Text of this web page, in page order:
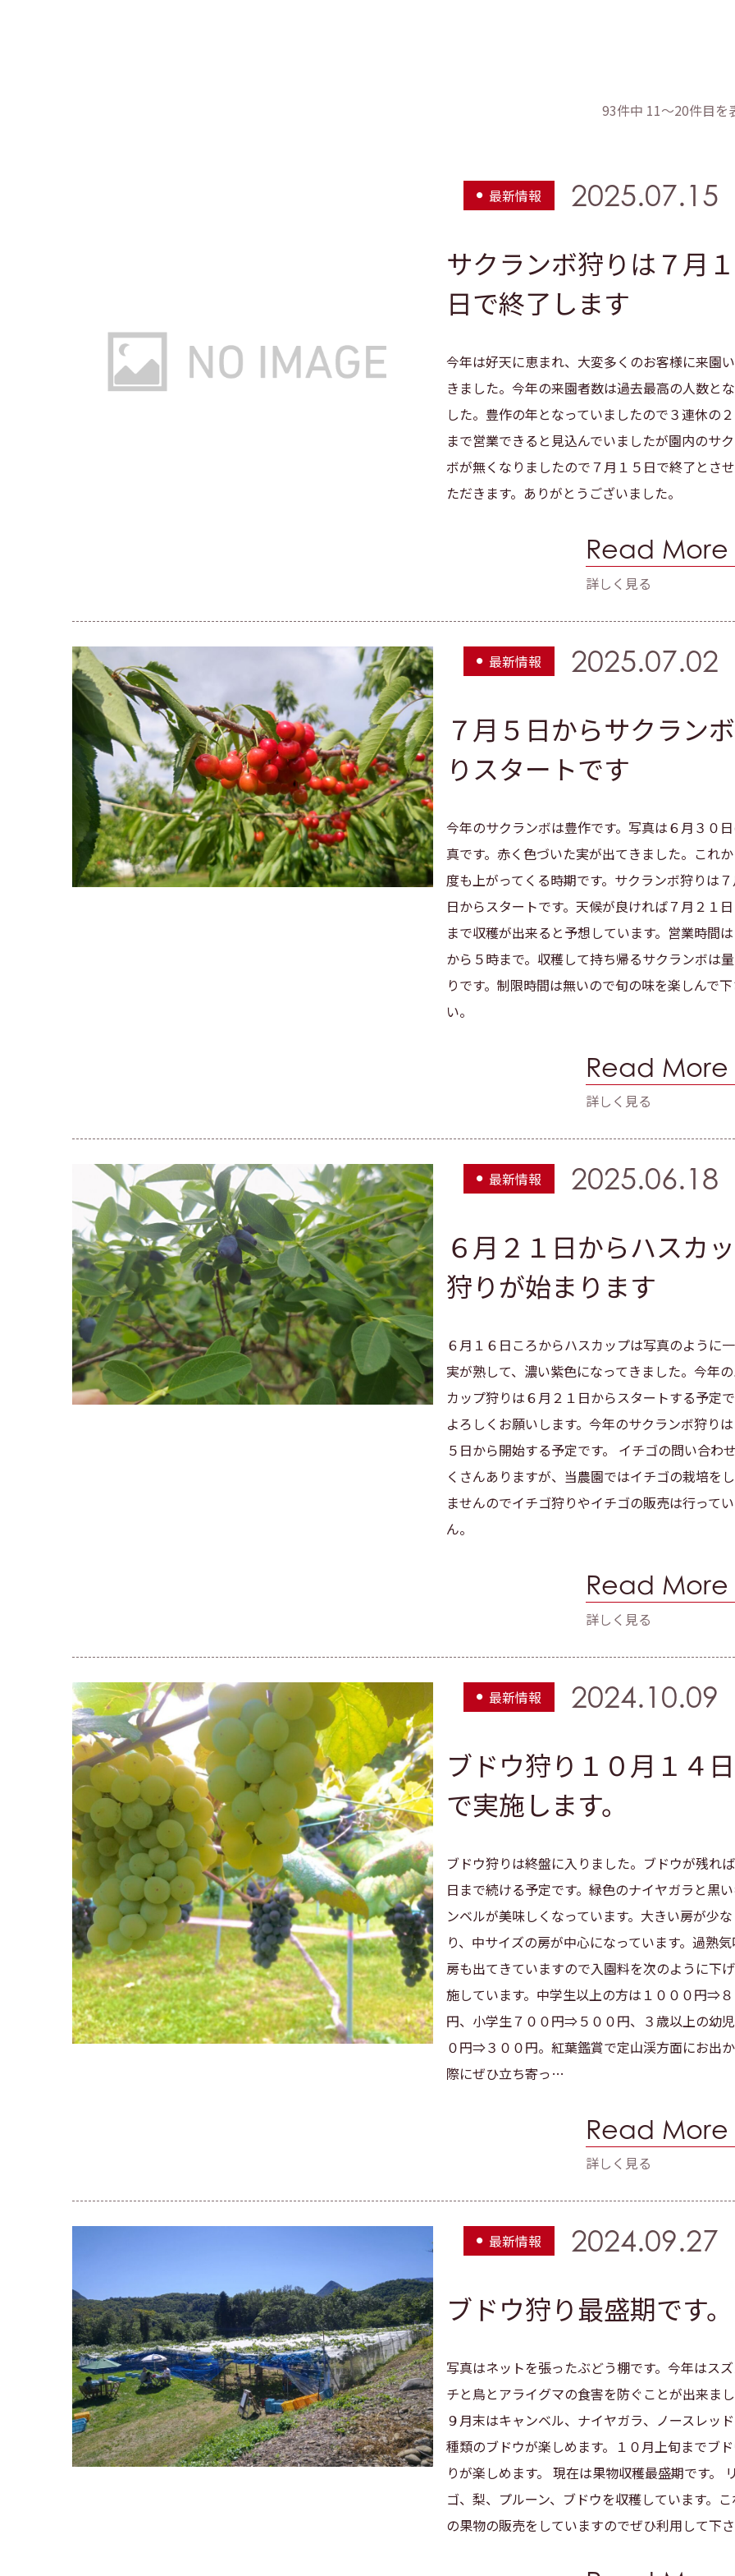
93件中 11〜20件目を
最新情報 2025.07.15
サクランボ狩りは７月
日で終了します
今年は好天に恵まれ、大変多くのお客様に来園
きました。今年の来園者数は過去最高の人数と
した。豊作の年となっていましたので３連休の
まで営業できると見込んでいましたが園内のサ
ボが無くなりましたので７月１５日で終了とさ
ただきます。ありがとうございました。
Read More
詳しく見る
最新情報 2025.07.02
７月５日からサクラン
りスタートです
今年のサクランボは豊作です。写真は６月３０
真です。赤く色づいた実が出てきました。これ
度も上がってくる時期です。サクランボ狩りは７
日からスタートです。天候が良ければ７月２１
まで収穫が出来ると予想しています。営業時間
から５時まで。収穫して持ち帰るサクランボは
りです。制限時間は無いので旬の味を楽しんで下
い。
Read More
詳しく見る
最新情報 2025.06.18
６月２１日からハスカ
狩りが始まります
６月１６日ころからハスカップは写真のように
実が熟して、濃い紫色になってきました。今年
カップ狩りは６月２１日からスタートする予定で
よろしくお願いします。今年のサクランボ狩り
５日から開始する予定です。 イチゴの問い合わ
くさんありますが、当農園ではイチゴの栽培を
ませんのでイチゴ狩りやイチゴの販売は行って
ん。
Read More
詳しく見る
最新情報 2024.10.09
ブドウ狩り１０月１４
で実施します。
ブドウ狩りは終盤に入りました。ブドウが残れ
日まで続ける予定です。緑色のナイヤガラと黒
ンベルが美味しくなっています。大きい房が少
り、中サイズの房が中心になっています。過熟
房も出てきていますので入園料を次のように下
施しています。中学生以上の方は１０００円⇒８
円、小学生７００円⇒５００円、３歳以上の幼
０円⇒３００円。紅葉鑑賞で定山渓方面にお出
際にぜひ立ち寄っ…
Read More
詳しく見る
最新情報 2024.09.27
ブドウ狩り最盛期です。
写真はネットを張ったぶどう棚です。今年はス
チと鳥とアライグマの食害を防ぐことが出来まし
９月末はキャンベル、ナイヤガラ、ノースレッ
種類のブドウが楽しめます。１０月上旬までブ
りが楽しめます。 現在は果物収穫最盛期です。
ゴ、梨、プルーン、ブドウを収穫しています。こ
の果物の販売をしていますのでぜひ利用して下さ